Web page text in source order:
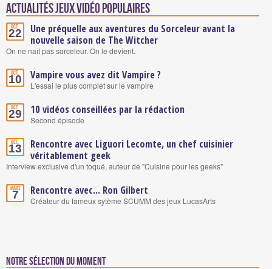
Actualités Jeux vidéo populaires
Oct.
22
Une préquelle aux aventures du Sorceleur avant la
nouvelle saison de The Witcher
On ne naît pas sorceleur. On le devient.
Oct.
10 Vampire vous avez dit Vampire ?
L'essai le plus complet sur le vampire
Oct.
29 10 vidéos conseillées par la rédaction
Second épisode
Oct.
13
Rencontre avec Liguori Lecomte, un chef cuisinier
véritablement geek
Interview exclusive d'un toqué, auteur de "Cuisine pour les geeks"
Mars
7 Rencontre avec... Ron Gilbert
Créateur du fameux sytème SCUMM des jeux LucasArts
Notre sélection du moment